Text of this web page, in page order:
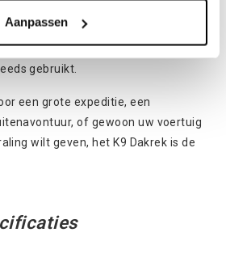
Aanpassen
talrijke expedities gebruikt om al
terrein te vervoeren, en ze worden
gebruikt.
een grote expeditie, een
of gewoon uw voertuig
wilt geven, het K9 Dakrek is de